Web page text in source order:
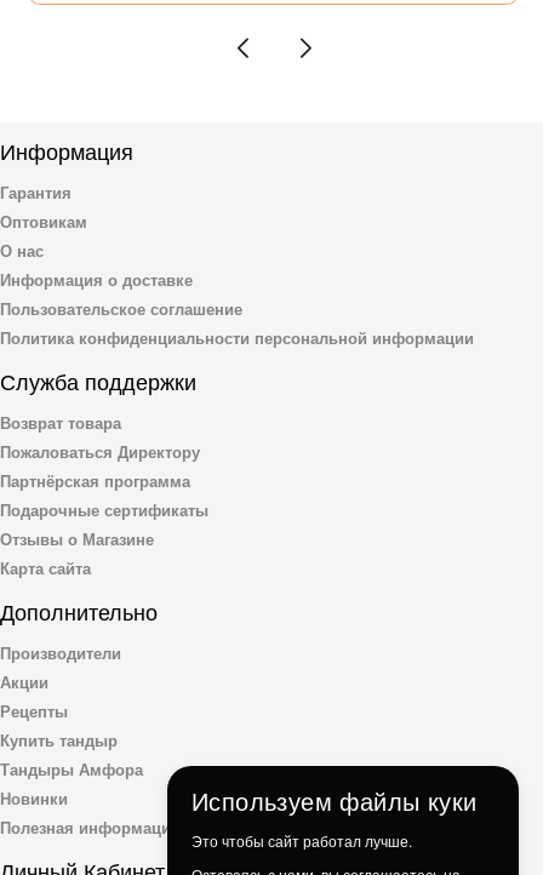
Информация
Гарантия
Оптовикам
О нас
Информация о доставке
Пользовательское соглашение
Политика конфиденциальности персональной информации
Служба поддержки
Возврат товара
Пожаловаться Директору
Партнёрская программа
Подарочные сертификаты
Отзывы о Магазине
Карта сайта
Дополнительно
Производители
Акции
Рецепты
Купить тандыр
Тандыры Амфора
Новинки
Полезная информация
Используем файлы куки
Это чтобы сайт работал лучше.